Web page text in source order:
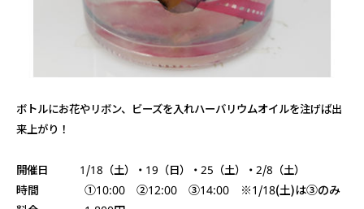
ボトルにお花やリボン、ビーズを入れハーバリウムオイルを注げば出
来上がり！
開催日 1/18（土）・19（日）・25（土）・2/8（土）
時間 ①10:00 ②12:00 ③14:00 ※1/18(土)は③のみ